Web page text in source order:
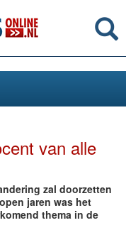
van alle
zal doorzetten
jaren was het
thema in de